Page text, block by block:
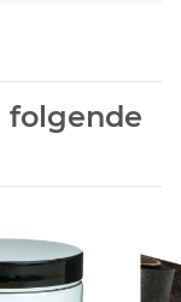
folgende